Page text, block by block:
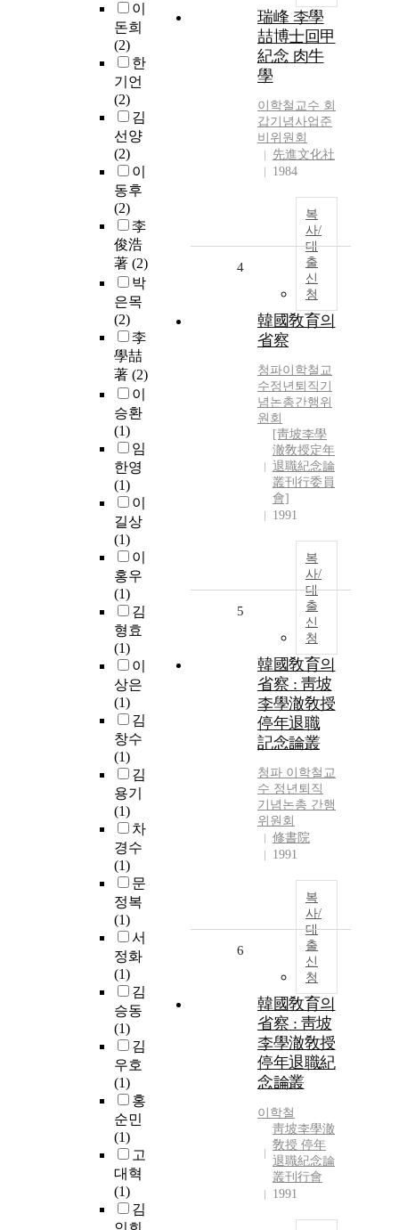
이
돈희
(2)
한
기언
(2)
김
선양
(2)
이
동후
(2)
李
俊浩
著 (2)
박
은목
(2)
李
學喆
著 (2)
이
승환
(1)
임
한영
(1)
이
길상
(1)
이
홍우
(1)
김
형효
(1)
이
상은
(1)
김
창수
(1)
김
용기
(1)
차
경수
(1)
문
정복
(1)
서
정화
(1)
김
승동
(1)
김
우호
(1)
홍
순민
(1)
고
대혁
(1)
김
瑞峰 李學
喆博士回甲
紀念 肉牛
學
이학철 교수 회
갑기념사업준
비위원회
先進文化社
1984
복
사/
대
출
신
청
4
韓國敎育의
省察
청파이학철 교
수정년퇴직기
념논총간행위
원회
[靑坡李學
澈敎授定年
退職紀念論
叢刊行委員
會]
1991
복
사/
대
출
신
청
5
韓國敎育의
省察 : 靑坡
李學澈敎授
停年退職
記念論叢
청파 이학철 교
수 정년퇴직
기념논총 간행
위원회
修書院
1991
복
사/
대
출
신
청
6
韓國敎育의
省察 : 靑坡
李學澈敎授
停年退職紀
念論叢
이학철
靑坡李學澈
敎授 停年
退職紀念論
叢刊行會
1991